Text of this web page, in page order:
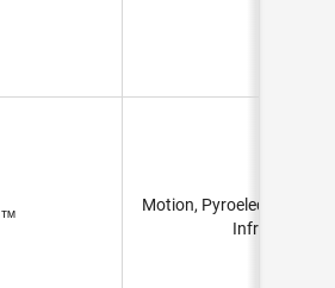
Motion, Pyroelectric, PIR
Infrared)